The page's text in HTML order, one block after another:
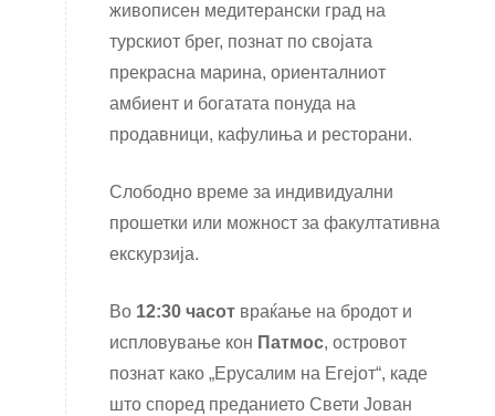
живописен медитерански град на
турскиот брег, познат по својата
прекрасна марина, ориенталниот
амбиент и богатата понуда на
продавници, кафулиња и ресторани.
Слободно време за индивидуални
прошетки или можност за факултативна
екскурзија.
Во 12:30 часот враќање на бродот и
испловување кон Патмос, островот
познат како „Ерусалим на Егејот“, каде
што според преданието Свети Јован